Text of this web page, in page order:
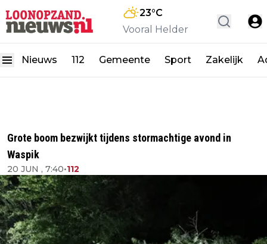
23°C
Vooral Helder
Nieuws 112 Gemeente Sport Zakelijk
Grote boom bezwijkt tijdens stormachtige avond in
Waspik
20 JUN , 7:40•112